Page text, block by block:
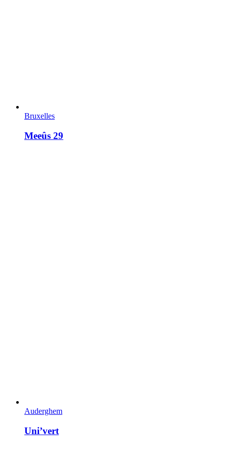
Bruxelles
Meeûs 29
Auderghem
Uni’vert